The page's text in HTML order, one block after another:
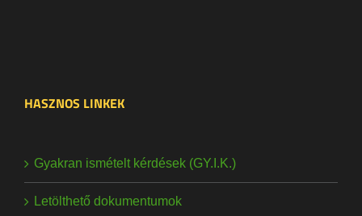
HASZNOS LINKEK
Gyakran ismételt kérdések (GY.I.K.)
Letölthető dokumentumok